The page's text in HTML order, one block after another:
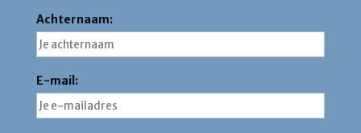
Achternaam:
E-mail: